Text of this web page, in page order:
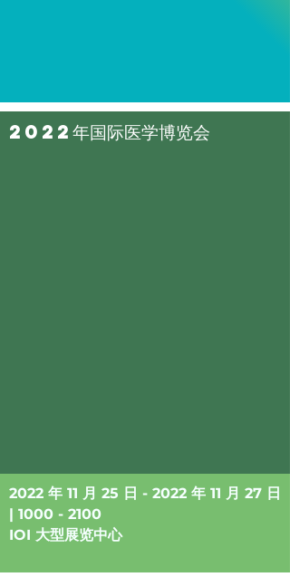
2022年国际医学博览会
2022 年 11 月 25 日 - 2022 年 11 月 27 日
| 1000 - 2100
IOI 大型展览中心